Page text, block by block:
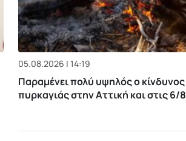
05.08.2026 | 14:19
Παραμένει πολύ υψηλός ο κίνδυνος
πυρκαγιάς στην Αττική και στις 6/8